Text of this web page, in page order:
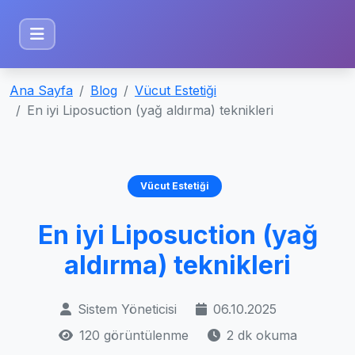
Ana Sayfa Blog
Vücut Estetiği
En iyi Liposuction (yağ aldırma) teknikleri
Vücut Estetiği
En iyi Liposuction (yağ
aldırma) teknikleri
Sistem Yöneticisi
06.10.2025
120 görüntülenme
2 dk okuma